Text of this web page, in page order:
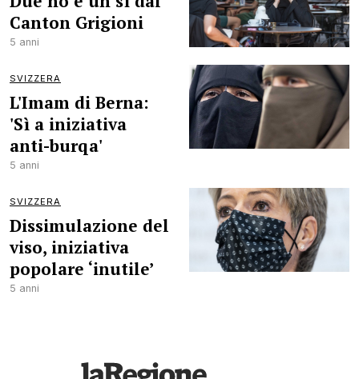
Canton Grigioni
5 anni
SVIZZERA
L'Imam di Berna:
'Sì a iniziativa
anti-burqa'
5 anni
SVIZZERA
Dissimulazione del
viso, iniziativa
popolare ‘inutile’
5 anni